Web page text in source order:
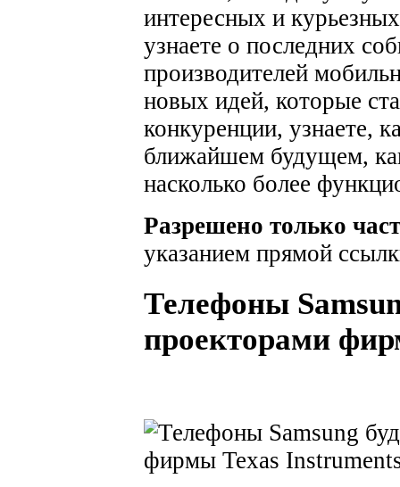
интересных и
узнаете о последних
производителей
новых идей, которые
конкуренции, узнаете,
ближайшем будущем,
насколько более
Разрешено только
указанием прямой
Телефоны
проекторами